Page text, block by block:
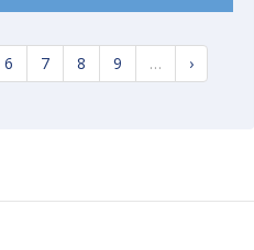
6 7 8 9 … ›